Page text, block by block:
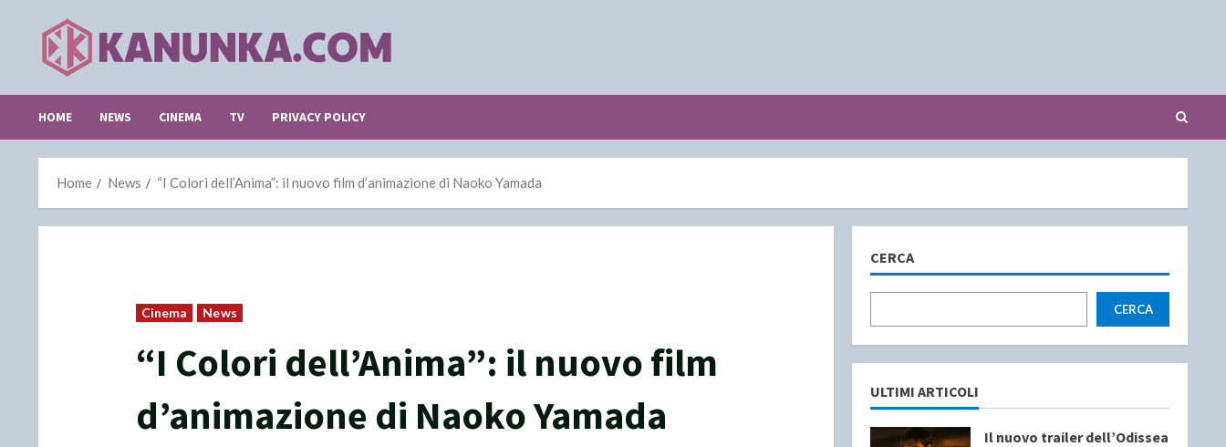
content
HOME NEWS CINEMA TV PRIVACY POLICY
Home News “I Colori dell’Anima”: il nuovo film d’animazione di Naoko Yamada
Cinema News
“I Colori dell’Anima”: il nuovo film
d’animazione di Naoko Yamada
CERCA
CERCA
ULTIMI ARTICOLI
Il nuovo trailer dell’Odissea